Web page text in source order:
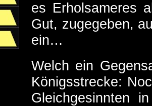
es Erholsameres
Gut, zugegeben,
ein…
Welch ein
Königsstrecke:
Gleichgesinnten